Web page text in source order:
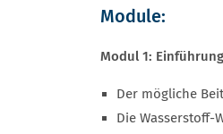
Module:
Modul 1: Einführung
Der mögliche
Die Wasserstoff-